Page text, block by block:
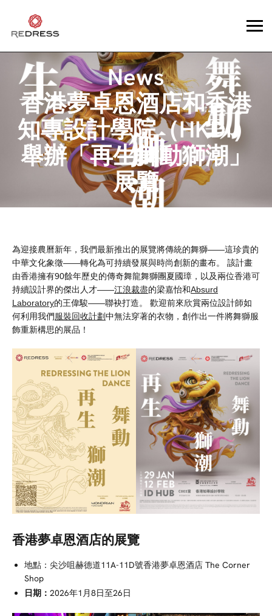
News
香港夢卓恩酒店和香港
知專設計學院（HKDI）
舉辦「再生舞動獅潮」
展覽
為迎接農曆新年，我們最新推出的展覽將傳統的舞獅——這珍貴的
中華文化象徵——轉化為可持續發展與時尚創新的畫布。 該計畫
由香港擁有90餘年歷史的傳奇舞龍舞獅團夏國璋，以及兩位香港可
持續設計界的傑出人才——江浪裁盡的梁嘉怡和Absurd
Laboratory的王偉駿——聯袂打造。 歡迎前來欣賞兩位設計師如
何利用我們服裝回收計劃中無法穿著的衣物，創作出一件將舞獅服
飾重新構思的展品！
香港夢卓恩酒店的展覽
地點：尖沙咀赫德道11A-11D號香港夢卓恩酒店 The Corner
Shop
日期： 2026年1月8日至26日